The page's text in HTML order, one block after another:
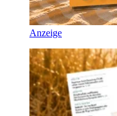
Anzeige